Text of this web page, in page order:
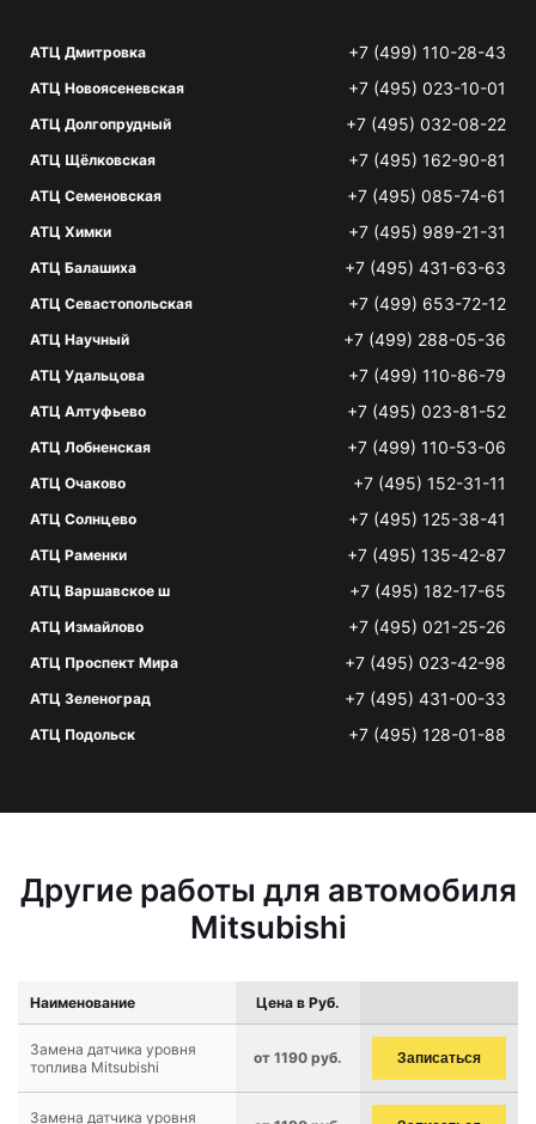
АТЦ Дмитровка +7 (499) 110-28-43
АТЦ Новоясеневская +7 (495) 023-10-01
АТЦ Долгопрудный +7 (495) 032-08-22
АТЦ Щёлковская +7 (495) 162-90-81
АТЦ Семеновская +7 (495) 085-74-61
АТЦ Химки +7 (495) 989-21-31
АТЦ Балашиха +7 (495) 431-63-63
АТЦ Севастопольская +7 (499) 653-72-12
АТЦ Научный +7 (499) 288-05-36
АТЦ Удальцова +7 (499) 110-86-79
АТЦ Алтуфьево +7 (495) 023-81-52
АТЦ Лобненская +7 (499) 110-53-06
АТЦ Очаково +7 (495) 152-31-11
АТЦ Солнцево +7 (495) 125-38-41
АТЦ Раменки +7 (495) 135-42-87
АТЦ Варшавское ш +7 (495) 182-17-65
АТЦ Измайлово +7 (495) 021-25-26
АТЦ Проспект Мира +7 (495) 023-42-98
АТЦ Зеленоград +7 (495) 431-00-33
АТЦ Подольск +7 (495) 128-01-88
Другие работы для автомобиля
Mitsubishi
Наименование Цена в Руб.
Замена датчика уровня
топлива Mitsubishi
от 1190 руб. Записаться
Замена датчика уровня